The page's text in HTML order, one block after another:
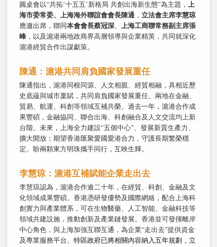
圓桌會以“共拓‘十五五’新格局 共創出海新生態”為主題， 上
海市委常委、上海海外聯誼會會長陳通 ， 立法會主席李慧琼
應邀出席，聯同 本會會長蔡冠深、 上海工商聯常務副主席張
峰 ，以及滬港兩地政商界高層領導與企業精英，共同就深化
滬港經貿合作出謀獻策。
陳通：滬港共同肩負國家發展重任
陳通指出，滬港同根同源、人文相親、經貿相融，具相近歷
史底蘊與城市稟賦，共同肩負國家發展重任。兩地在金融、
貿易、航運、科創等領域互補共榮。過去一年，滬港合作成
果豐碩，金融協同、聯合出海、科創融合及人文交流均上新
台階。未來，上海全力建設“五個中心”、發展新質生產力、
擴大開放；期望香港匯聚愛國愛港合力，守護長期繁榮穩
定。盼兩顆東方明珠攜手同行，互映生輝。
李慧琼：滬港互補賦能企業走出去
李慧琼認為，滬港合作逾二十年，在經貿、科創、金融及文
化領域成果豐碩。香港憑研發優勢及國際網絡，配合上海科
創實力與產業體系，可在生物醫藥、人工智能、金融科技等
領域共建設施，推動創新及產業鏈發展。香港並可發揮離岸
中心角色，與上海加強互聯互通，為企業“走出去”提供資金
及專業服務平台。 特區政府已將相關內容納入五年規劃，立